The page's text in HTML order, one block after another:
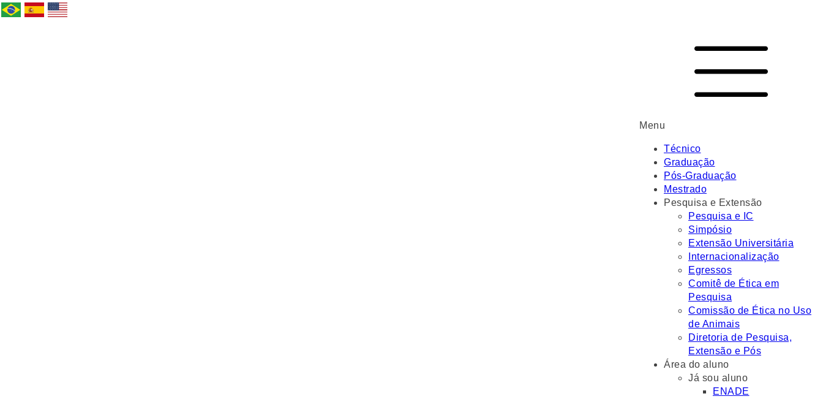
Menu
Técnico
Graduação
Pós-Graduação
Mestrado
Pesquisa e Extensão
Pesquisa e IC
Simpósio
Extensão Universitária
Internacionalização
Egressos
Comitê de Ética em
Pesquisa
Comissão de Ética no Uso
de Animais
Diretoria de Pesquisa,
Extensão e Pós
Área do aluno
Já sou aluno
ENADE